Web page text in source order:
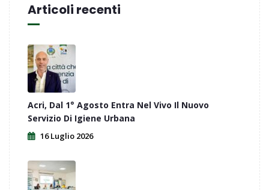
Articoli recenti
Acri, Dal 1° Agosto Entra Nel Vivo Il Nuovo
Servizio Di Igiene Urbana
16 Luglio 2026